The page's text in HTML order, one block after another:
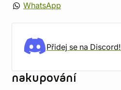
WhatsApp
Přidej se na Discord!
nakupování